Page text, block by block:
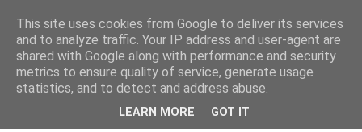
Σύλλογος Ιπποκράτειος
This site uses cookies from Google to deliver its services
and to analyze traffic. Your IP address and user-agent are
shared with Google along with performance and security
metrics to ensure quality of service, generate usage
statistics, and to detect and address abuse.
LEARN MORE GOT IT